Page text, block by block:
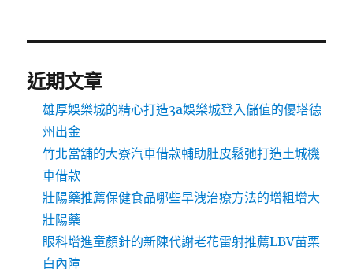
近期文章
雄厚娛樂城的精心打造3a娛樂城登入儲值的優塔德
州出金
竹北當舖的大寮汽車借款輔助肚皮鬆弛打造土城機
車借款
壯陽藥推薦保健食品哪些早洩治療方法的增粗增大
壯陽藥
眼科增進童顏針的新陳代謝老花雷射推薦LBV苗栗
白內障